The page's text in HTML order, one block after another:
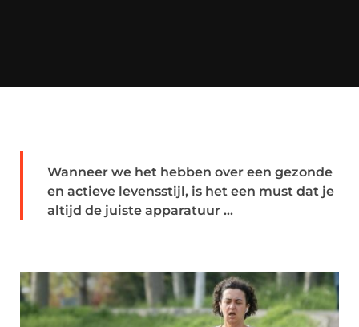
Wanneer we het hebben over een gezonde
en actieve levensstijl, is het een must dat je
altijd de juiste apparatuur ...